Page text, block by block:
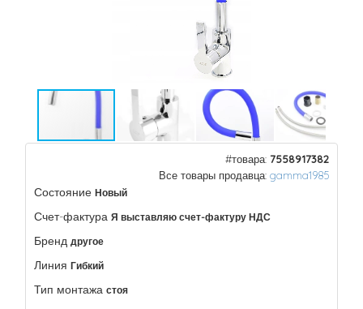
#товара: 7558917382
Все товары продавца: gamma1985
Состояние Новый
Счет-фактура Я выставляю счет-фактуру НДС
Бренд другое
Линия Гибкий
Тип монтажа стоя